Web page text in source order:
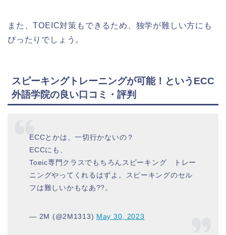
また、TOEIC対策もできるため、独学が難しい方にも
ぴったりでしょう。
スピーキングトレーニングが可能！というECC
外語学院の良い口コミ・評判
ECCとかは、一切行かないの？
ECCにも、
Toeic専門クラスでもちろんスピーキング トレー
ニングやってくれるはずよ。スピーキングのセル
フは難しいかもなあ??。
— 2M (@2M1313) May 30, 2023